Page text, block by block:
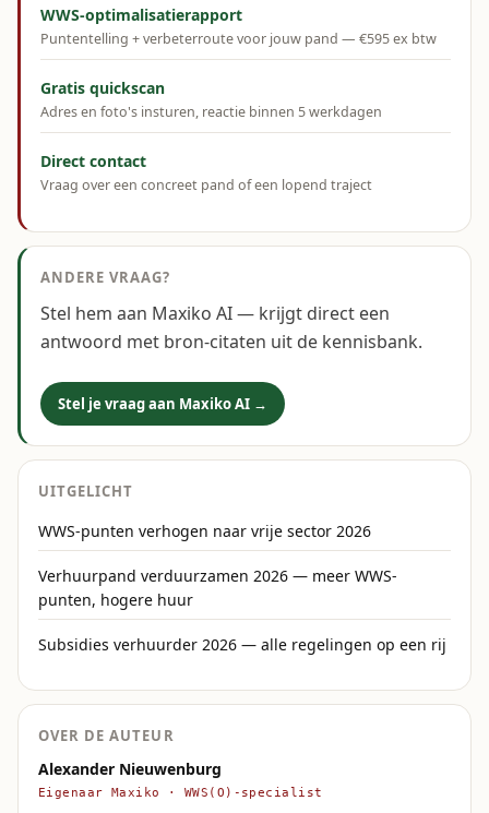
WWS-optimalisatierapport
Puntentelling + verbeterroute voor jouw pand — €595 ex btw
Gratis quickscan
Adres en foto's insturen, reactie binnen 5 werkdagen
Direct contact
Vraag over een concreet pand of een lopend traject
ANDERE VRAAG?
Stel hem aan Maxiko AI — krijgt direct een
antwoord met bron-citaten uit de kennisbank.
Stel je vraag aan Maxiko AI →
UITGELICHT
WWS-punten verhogen naar vrije sector 2026
Verhuurpand verduurzamen 2026 — meer WWS-
punten, hogere huur
Subsidies verhuurder 2026 — alle regelingen op een rij
OVER DE AUTEUR
Alexander Nieuwenburg
Eigenaar Maxiko · WWS(O)-specialist